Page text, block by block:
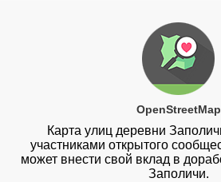
OpenStreetMap
Карта улиц деревни
участниками открытого
может внести свой вклад в
Заполичи.